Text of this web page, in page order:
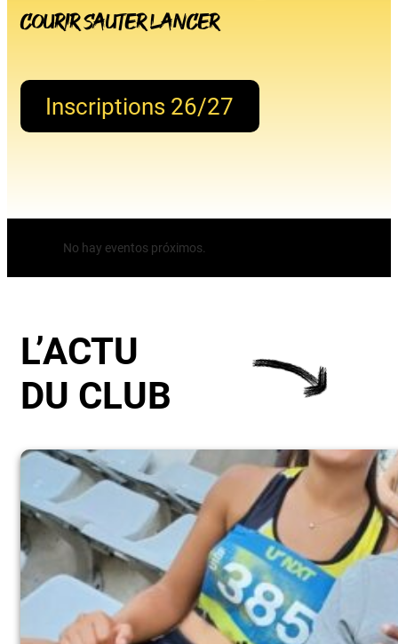
COURIR SAUTER LANCER
Inscriptions 26/27
No hay eventos próximos.
L’ACTU
DU CLUB